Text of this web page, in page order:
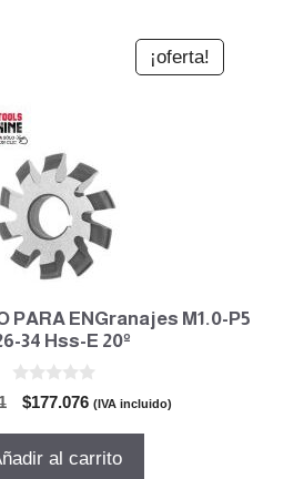
¡oferta!
PARA ENGranajes M1.0-P5
34 Hss-E 20º
El
original
$177.076El
actual
(IVA incluido)
al carrito